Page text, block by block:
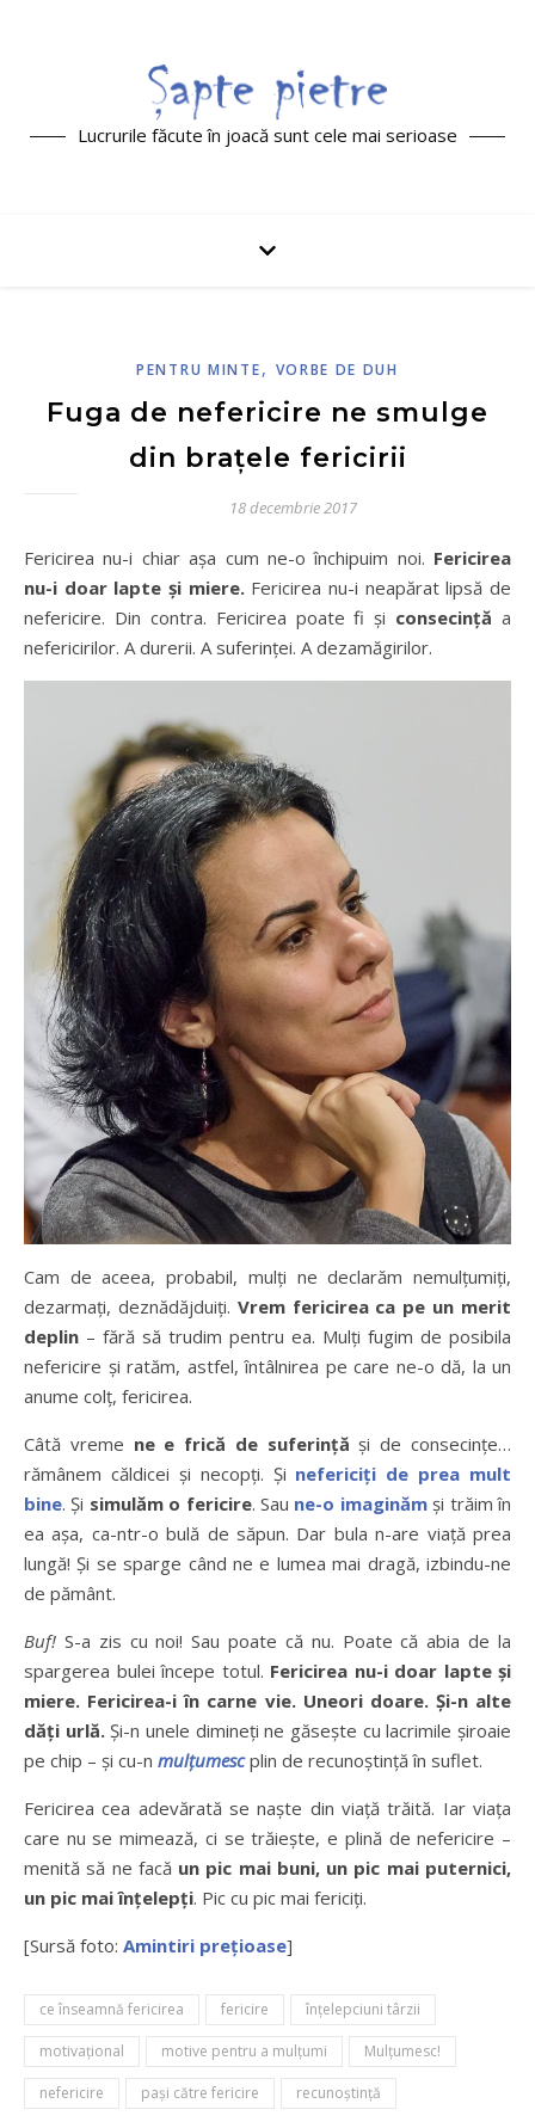
Lucrurile făcute în joacă sunt cele mai serioase
PENTRU MINTE, VORBE DE DUH
Fuga de nefericire ne smulge
din brațele fericirii
18 decembrie 2017
Fericirea nu-i chiar așa cum ne-o închipuim noi. Fericirea
nu-i doar lapte și miere.Fericirea nu-i neapărat lipsă de
nefericire. Din contra. Fericirea poate fi și consecință a
nefericirilor. A durerii. A suferinței. A dezamăgirilor.
Cam de aceea, probabil, mulți ne declarăm nemulțumiți,
dezarmați, deznădăjduiți. Vrem fericirea ca pe un merit
deplin – fără să trudim pentru ea. Mulți fugim de posibila
nefericire și ratăm, astfel, întâlnirea pe care ne-o dă, la un
anume colț, fericirea.
Câtă vreme ne e frică de suferință și de consecințe…
rămânem căldicei și necopți. Și nefericiți de prea mult
bine. Și simulăm o fericire. Sau ne-o imaginămși trăim în
ea așa, ca-ntr-o bulă de săpun. Dar bula n-are viață prea
lungă! Și se sparge când ne e lumea mai dragă, izbindu-ne
de pământ.
Buf! S-a zis cu noi! Sau poate că nu. Poate că abia de la
spargerea bulei începe totul. Fericirea nu-i doar lapte și
miere. Fericirea-i în carne vie. Uneori doare. Și-n alte
dăți urlă.Și-n unele dimineți ne găsește cu lacrimile șiroaie
pe chip – și cu-n mulțumescplin de recunoștință în suflet.
Fericirea cea adevărată se naște din viață trăită. Iar viața
care nu se mimează, ci se trăiește, e plină de nefericire –
menită să ne facă un pic mai buni, un pic mai puternici,
un pic mai înțelepți. Pic cu pic mai fericiți.
[Sursă foto: Amintiri prețioase]
ce înseamnă fericirea fericire înțelepciuni târzii
motivațional motive pentru a mulțumi Mulţumesc!
nefericire pași către fericire recunoştinţă